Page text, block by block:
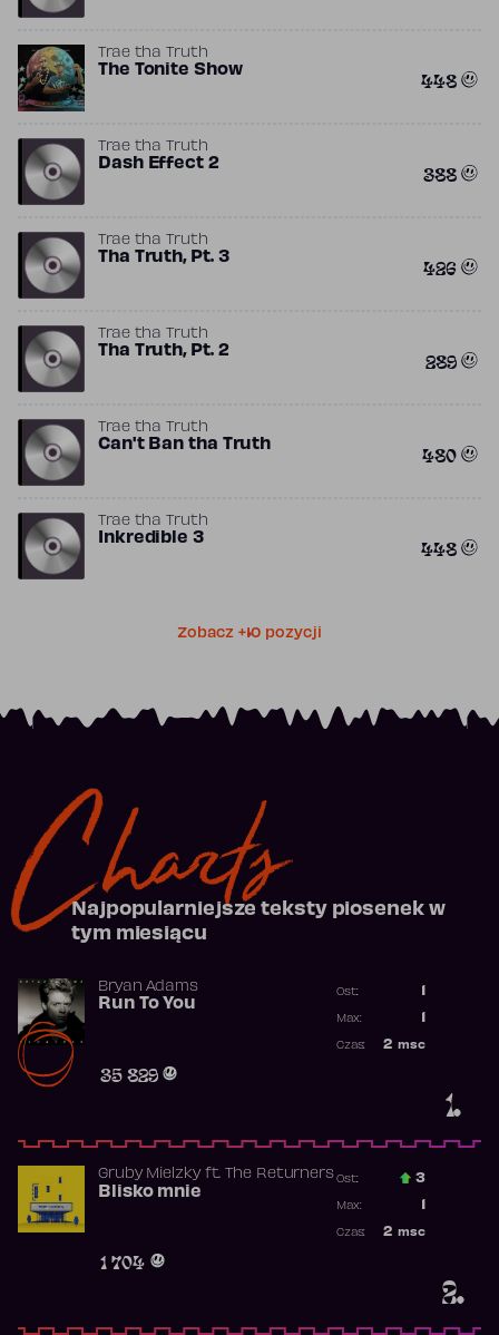
Trae tha Truth
The Tonite Show 448
Trae tha Truth
Dash Effect 2 388
Trae tha Truth
Tha Truth, Pt. 3 426
Trae tha Truth
Tha Truth, Pt. 2 289
Trae tha Truth
Can't Ban tha Truth 480
Trae tha Truth
Inkredible 3 448
Zobacz +10 pozycji
Charts
Najpopularniejsze teksty piosenek w
tym miesiącu
1.
Bryan Adams
Run To You
35 829
Ost.:
Max:
2 msc
Czas:
2.
Gruby Mielzkyft. The Returners
Blisko mnie
1 704
Ost.: 3
Max:
2 msc
Czas: